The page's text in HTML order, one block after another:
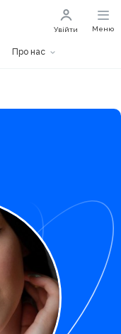
Про нас
Увійти Меню